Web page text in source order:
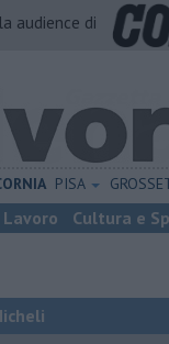
audience di
PISA
Lavoro Cultura e